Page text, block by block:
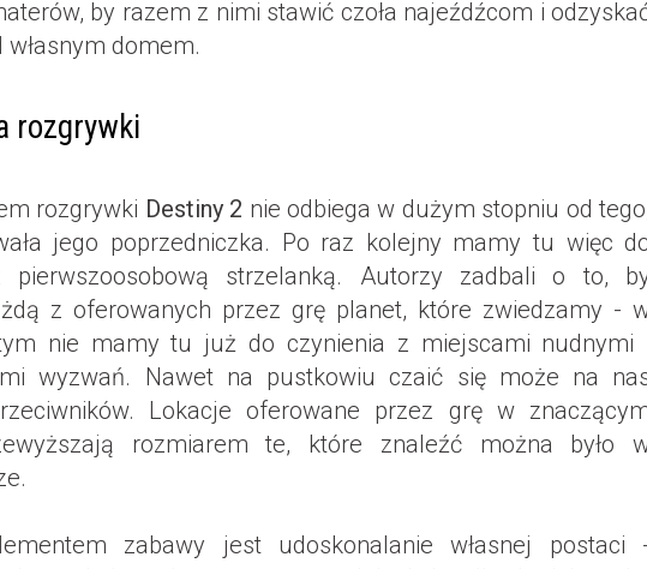
by razem z nimi stawić czoła najeźdźcom i
własnym domem.
rozgrywki
rozgrywki Destiny 2 nie odbiega w dużym stopniu od
jego poprzedniczka. Po raz kolejny mamy tu więc
pierwszoosobową strzelanką. Autorzy zadbali o to,
z oferowanych przez grę planet, które zwiedzamy -
nie mamy tu już do czynienia z miejscami nudnymi
wyzwań. Nawet na pustkowiu czaić się może na
Lokacje oferowane przez grę w
rozmiarem te, które znaleźć można było
zabawy jest udoskonalanie własnej postaci